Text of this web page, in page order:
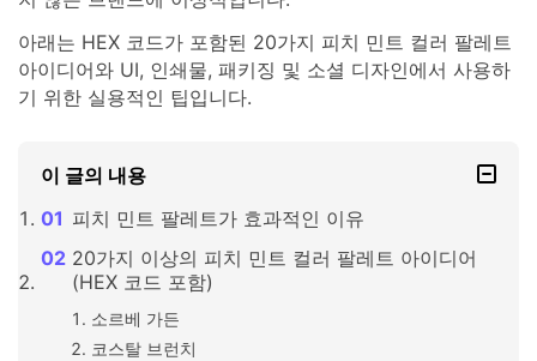
아래는 HEX 코드가 포함된 20가지 피치 민트 컬러 팔레트
아이디어와 UI, 인쇄물, 패키징 및 소셜 디자인에서 사용하
기 위한 실용적인 팁입니다.
이 글의 내용
피치 민트 팔레트가 효과적인 이유
20가지 이상의 피치 민트 컬러 팔레트 아이디어
(HEX 코드 포함)
소르베 가든
코스탈 브런치